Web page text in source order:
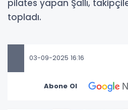
pilates yapan Şallı,
topladı.
03-09-2025 16:16
Abone Ol